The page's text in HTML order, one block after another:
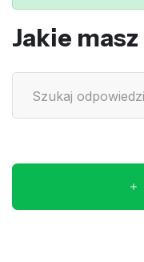
Jakie masz